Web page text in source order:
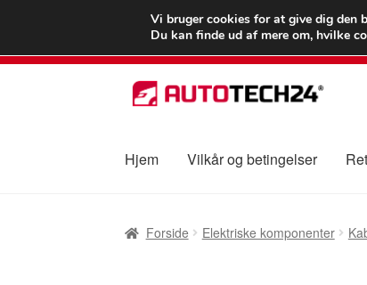
LEVERING
Spring
til
Spring
til
Hjem Vilkår og betingelser
Forside Elektriske komponenter
Vi bruger cookies for at give dig den
Du kan finde ud af mere om, hvilke